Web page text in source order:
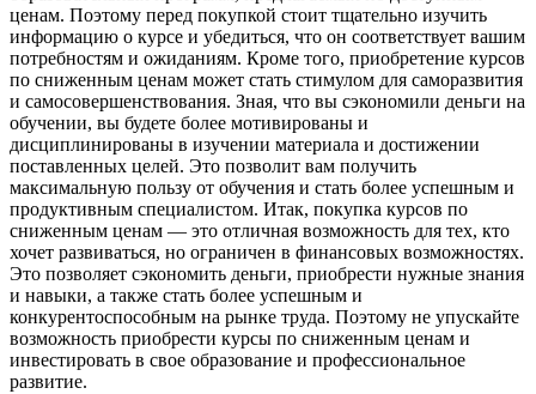
ценам. Поэтому перед покупкой стоит тщательно изучить
информацию о курсе и убедиться, что он соответствует вашим
потребностям и ожиданиям. Кроме того, приобретение курсов
по сниженным ценам может стать стимулом для саморазвития
и самосовершенствования. Зная, что вы сэкономили деньги на
обучении, вы будете более мотивированы и
дисциплинированы в изучении материала и достижении
поставленных целей. Это позволит вам получить
максимальную пользу от обучения и стать более успешным и
продуктивным специалистом. Итак, покупка курсов по
сниженным ценам — это отличная возможность для тех, кто
хочет развиваться, но ограничен в финансовых возможностях.
Это позволяет сэкономить деньги, приобрести нужные знания
и навыки, а также стать более успешным и
конкурентоспособным на рынке труда. Поэтому не упускайте
возможность приобрести курсы по сниженным ценам и
инвестировать в свое образование и профессиональное
развитие.